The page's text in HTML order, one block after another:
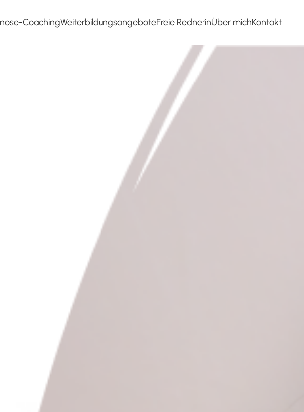
CoachingWeiterbildungsangeboteFreie RednerinÜber michKontakt